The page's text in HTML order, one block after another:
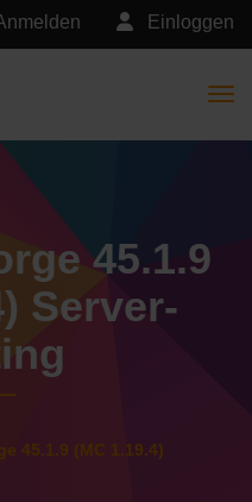
Einloggen
45.1.9
Server-
45.1.9 (MC 1.19.4)